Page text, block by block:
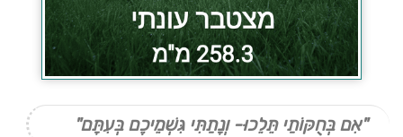
"אִם בְּחֻקּוֹתַי תֵּלֵכוּ- וְנָתַתִּי גִּשְׁמֵיכֶם בְּעִתָּם"